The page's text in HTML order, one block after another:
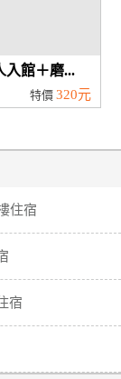
入館＋磨...
特價 320元
住宿
宿